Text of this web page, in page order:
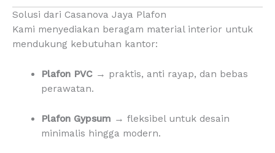
Solusi dari Casanova Jaya Plafon
Kami menyediakan beragam material interior untuk
mendukung kebutuhan kantor:
Plafon PVC→ praktis, anti rayap, dan bebas
perawatan.
Plafon Gypsum → fleksibel untuk desain
minimalis hingga modern.